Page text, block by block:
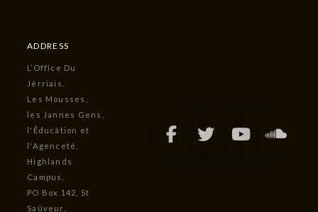
ADDRESS
L’Office Du
Jèrriais,
Les Mousses,
les Jannes Gens,
l'Êducâtion et
l'Agenceté,
Highlands
Campus,
PO Box 142, St
Saûveur,